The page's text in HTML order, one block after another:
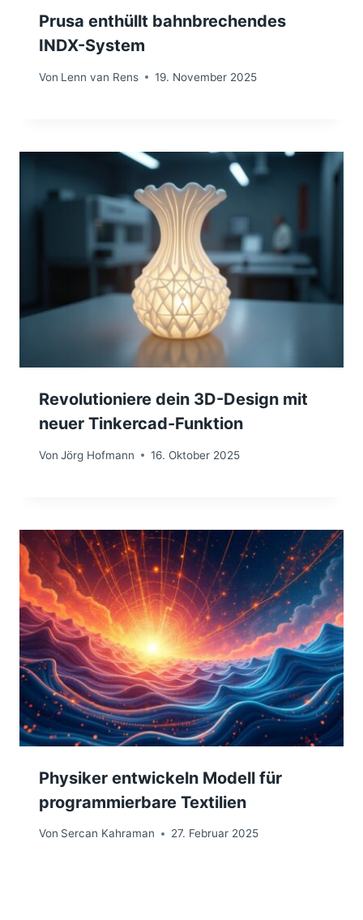
Prusa enthüllt bahnbrechendes
INDX-System
Von Lenn van Rens 19. November 2025
Revolutioniere dein 3D-Design mit
neuer Tinkercad-Funktion
Von Jörg Hofmann 16. Oktober 2025
Physiker entwickeln Modell für
programmierbare Textilien
Von Sercan Kahraman 27. Februar 2025